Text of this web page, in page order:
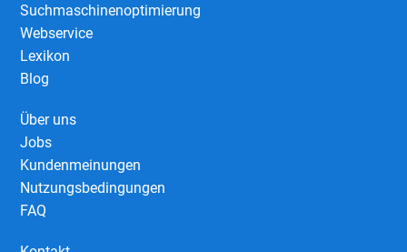
Suchmaschinenoptimierung
Webservice
Lexikon
Blog
Über uns
Jobs
Kundenmeinungen
Nutzungsbedingungen
FAQ